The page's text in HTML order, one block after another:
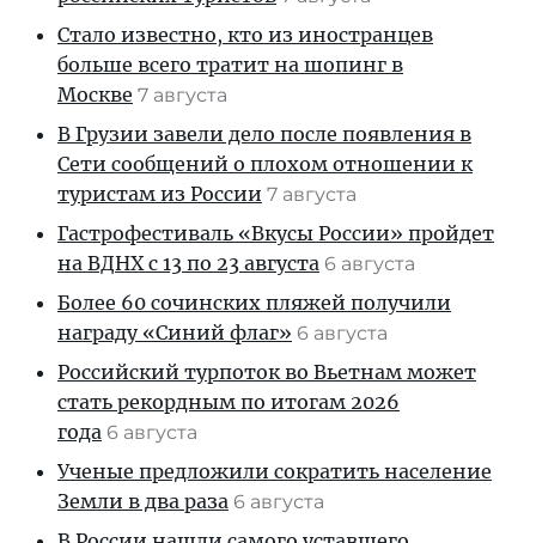
Стало известно, кто из иностранцев
больше всего тратит на шопинг в
Москве 7 августа
В Грузии завели дело после появления в
Сети сообщений о плохом отношении к
туристам из России 7 августа
Гастрофестиваль «Вкусы России» пройдет
на ВДНХ с 13 по 23 августа 6 августа
Более 60 сочинских пляжей получили
награду «Синий флаг» 6 августа
Российский турпоток во Вьетнам может
стать рекордным по итогам 2026
года 6 августа
Ученые предложили сократить население
Земли в два раза 6 августа